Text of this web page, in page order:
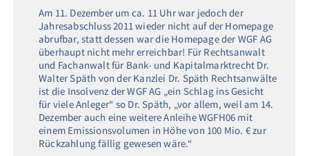
Am 11. Dezember um ca. 11 Uhr war jedoch der
Jahresabschluss 2011 wieder nicht auf der Homepage
abrufbar, statt dessen war die Homepage der WGF AG
überhaupt nicht mehr erreichbar! Für Rechtsanwalt
und Fachanwalt für Bank- und Kapitalmarktrecht Dr.
Walter Späth von der Kanzlei Dr. Späth Rechtsanwälte
ist die Insolvenz der WGF AG „ein Schlag ins Gesicht
für viele Anleger“ so Dr. Späth, „vor allem, weil am 14.
Dezember auch eine weitere Anleihe WGFH06 mit
einem Emissionsvolumen in Höhe von 100 Mio. € zur
Rückzahlung fällig gewesen wäre.“